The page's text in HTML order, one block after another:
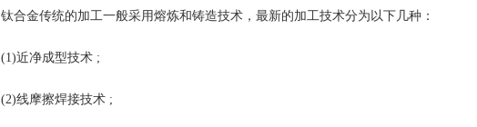
钛合金传统的加工一般采用熔炼和铸造技术，最新的加工技术分为以下几种：
(1)近净成型技术 ;
(2)线摩擦焊接技术 ;